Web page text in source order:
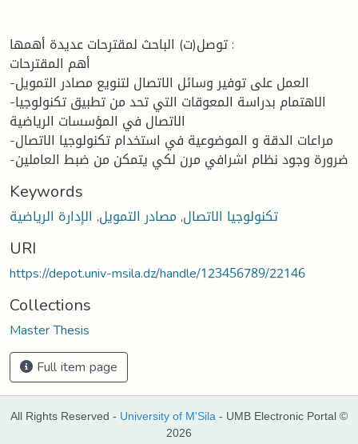
توصل(ت) الباحث لمقترحات عديدة أهمها :
أهم المقترحات
-العمل على توفير وسائل الاتصال لتنويع مصادر التمويل
-الاهتمام بدراسة المعوقات التي تحد من تطبيق تكنولوجيا
الاتصال في المؤسسات الرياضية
-مراعات الدقة و الموضوعية في استخدام تكنولوجيا الاتصال
-ضرورة وجود نظام اشرافي مرن لكي يتمكن من ضبط العاملين
Keywords
تكنولوجيا الاتصال,مصادر التمويل, الإدارة الرياضية
URI
https://depot.univ-msila.dz/handle/123456789/22146
Collections
Master Thesis
Full item page
All Rights Reserved - University of M'Sila - UMB Electronic Portal ©
2026